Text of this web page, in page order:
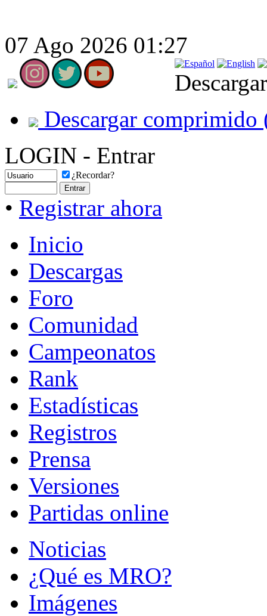
07 Ago 2026 01:27
Descargar comprimido
LOGIN - Entrar
¿Recordar?
• Registrar ahora
Inicio
Descargas
Foro
Comunidad
Campeonatos
Rank
Estadísticas
Registros
Prensa
Versiones
Partidas online
Noticias
¿Qué es MRO?
Imágenes